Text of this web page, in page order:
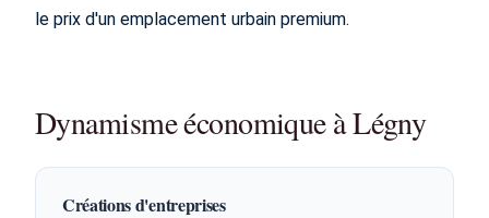
le prix d'un emplacement urbain premium.
Dynamisme économique à Légny
Créations d'entreprises